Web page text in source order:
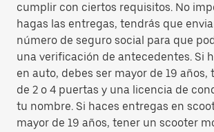
cumplir con ciertos requisitos. No
hagas las entregas, tendrás que
número de seguro social para que
una verificación de antecedentes. Si
en auto, debes ser mayor de 19 años,
de 2 o 4 puertas y una licencia de
tu nombre. Si haces entregas en
mayor de 19 años, tener un scooter